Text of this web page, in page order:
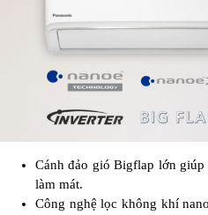
Cánh đảo gió Bigflap lớn
làm mát.
Công nghệ lọc không khí